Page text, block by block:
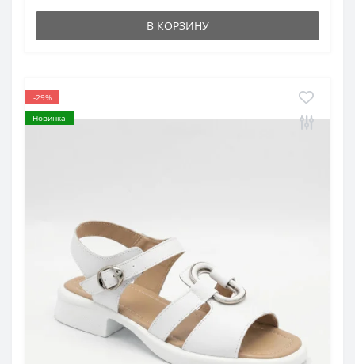
В КОРЗИНУ
-29%
Новинка